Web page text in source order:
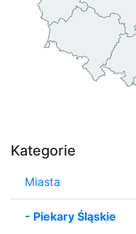
Kategorie
Miasta
- Piekary Śląskie